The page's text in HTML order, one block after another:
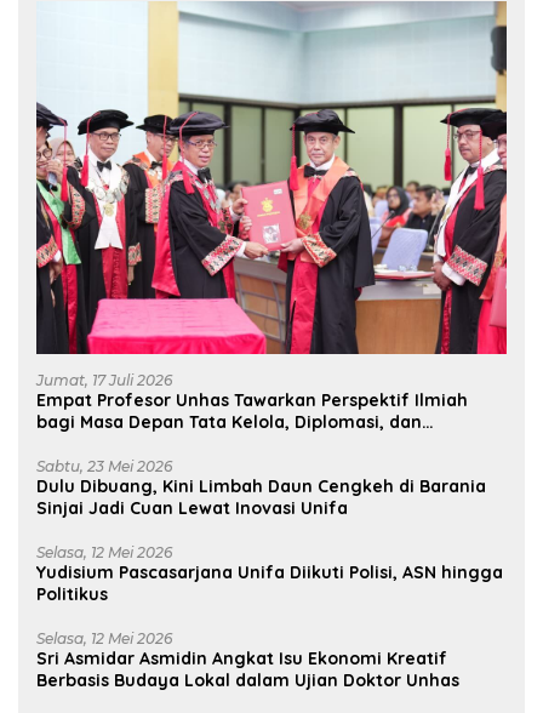
Jumat, 17 Juli 2026
Empat Profesor Unhas Tawarkan Perspektif Ilmiah
bagi Masa Depan Tata Kelola, Diplomasi, dan
Sabtu, 23 Mei 2026
Dulu Dibuang, Kini Limbah Daun Cengkeh di Barania
Sinjai Jadi Cuan Lewat Inovasi Unifa
Selasa, 12 Mei 2026
Yudisium Pascasarjana Unifa Diikuti Polisi, ASN hingga
Politikus
Selasa, 12 Mei 2026
Sri Asmidar Asmidin Angkat Isu Ekonomi Kreatif
Berbasis Budaya Lokal dalam Ujian Doktor Unhas